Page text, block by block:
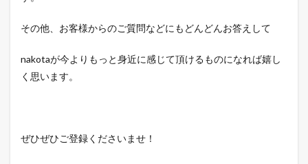
その他、お客様からのご質問などにもどんどんお答えして
nakotaが今よりもっと身近に感じて頂けるものになれば嬉し
く思います。
ぜひぜひご登録くださいませ！